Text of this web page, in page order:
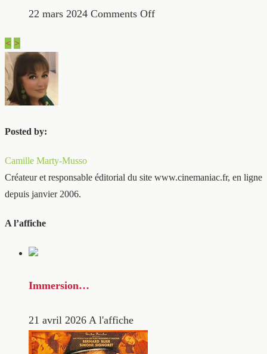
22 mars 2024 Comments Off
< >
Posted by:
Camille Marty-Musso
Créateur et responsable éditorial du site www.cinemaniac.fr, en ligne
depuis janvier 2006.
A l’affiche
Immersion…
21 avril 2026 A l'affiche